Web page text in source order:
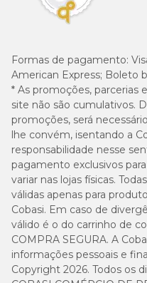
Formas de pagamento:
American Express; Boleto
* As promoções, parcerias
site não são cumulativos.
promoções, será
lhe convém, isentando a
responsabilidade nesse
pagamento exclusivos
variar nas lojas físicas.
válidas apenas para
Cobasi. Em caso de
válido é o do carrinho de
COMPRA SEGURA. A
informações pessoais e
Copyright 2026. Todos os